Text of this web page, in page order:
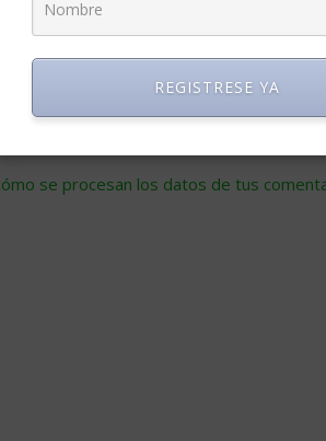
para la próxima vez que
se procesan los datos de tus
REGISTRESE YA